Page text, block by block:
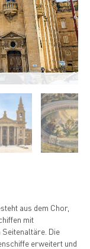
aus dem Chor,
mit
Seitenaltäre. Die
erweitert und